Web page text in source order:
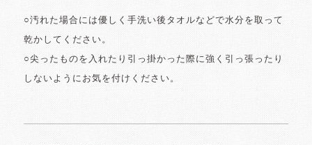
○汚れた場合には優しく手洗い後タオルなどで水分を取って
乾かしてください。
○尖ったものを入れたり引っ掛かった際に強く引っ張ったり
しないようにお気を付けください。